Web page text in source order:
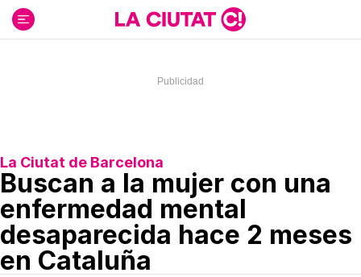
contenido
La Ciutat de Barcelona
Buscan a la mujer con una
enfermedad mental
desaparecida hace 2 meses
en Cataluña